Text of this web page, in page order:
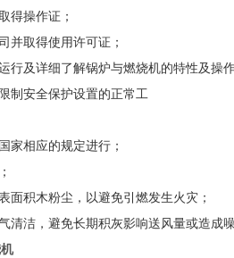
得操作证；
并取得使用许可证；
行及详细了解锅炉与燃烧机的特性及操
制安全保护设置的正常工
家相应的规定进行；
面积木粉尘，以避免引燃发生火灾；
清洁，避免长期积灰影响送风量或造成噪